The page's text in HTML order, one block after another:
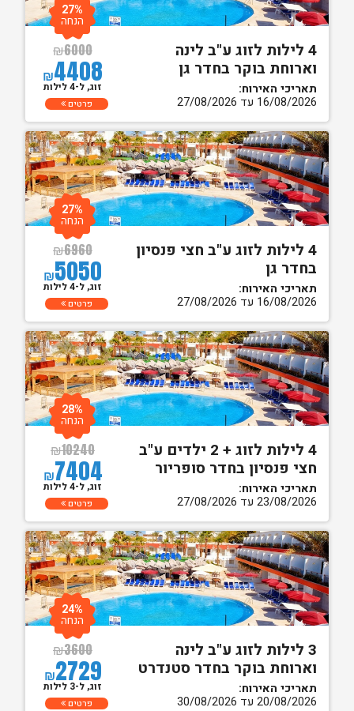
4 לילות לזוג ע"ב לינה
וארוחת בוקר בחדר גן
תאריכי האירוח:
16/08/2026 עד 27/08/2026
₪6000
₪4408
27%
הנחה
זוג, ל-4 לילות
פרטים
4 לילות לזוג ע"ב חצי פנסיון
בחדר גן
תאריכי האירוח:
16/08/2026 עד 27/08/2026
₪6960
₪5050
27%
הנחה
זוג, ל-4 לילות
פרטים
4 לילות לזוג + 2 ילדים ע"ב
חצי פנסיון בחדר סופריור
תאריכי האירוח:
23/08/2026 עד 27/08/2026
₪10240
₪7404
28%
הנחה
זוג, ל-4 לילות
פרטים
3 לילות לזוג ע"ב לינה
וארוחת בוקר בחדר סטנדרט
תאריכי האירוח:
20/08/2026 עד 30/08/2026
₪3600
₪2729
24%
הנחה
זוג, ל-3 לילות
פרטים